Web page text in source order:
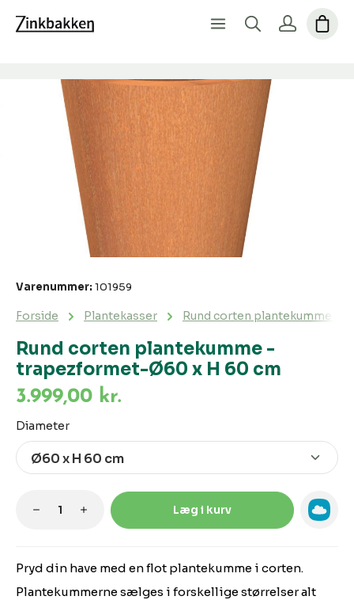
Spring over billedgalleri
Rund corten plantekumme -
trapezformet-Ø60 x H 60 cm
Forside Plantekasser Rund corten plantekumme -
Varenummer: 101959
Pryd din have med en flot plantekumme i corten.
Plantekummerne sælges i forskellige størrelser alt
3.999,00 kr.
Vælg
Diameter
Produktmængde: Indtast den
Læg i kurv